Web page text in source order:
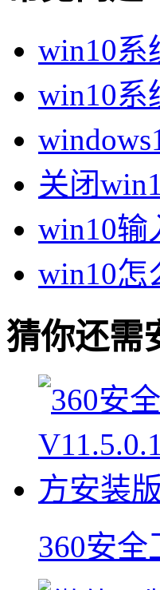
win10系
win10系
关闭
win10输
win10怎
猜你还需
360安全